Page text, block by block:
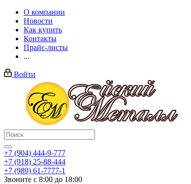
О компании
Новости
Как купить
Контакты
Прайс-листы
...
Войти
+7 (904) 444-9-777
+7 (918) 25-88-444
+7 (989) 61-7777-1
Звоните с 8:00 до 18:00